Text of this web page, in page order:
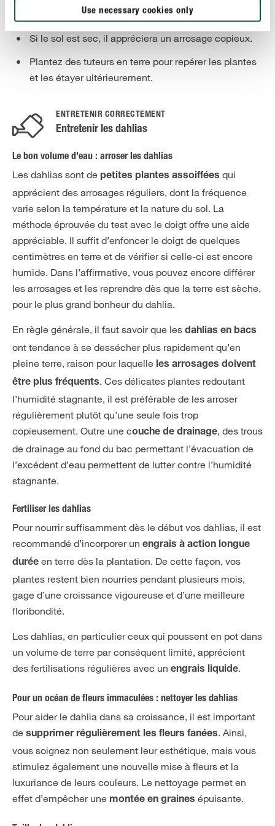
Use necessary cookies only
Recouvrez le bulbe de terre.
Si le sol est sec, il appréciera un arrosage copieux.
Plantez des tuteurs en terre pour repérer les plantes
et les étayer ultérieurement.
ENTRETENIR CORRECTEMENT
Entretenir les dahlias
Le bon volume d’eau : arroser les dahlias
Les dahlias sont de petites plantes assoiffées qui
apprécient des arrosages réguliers, dont la fréquence
varie selon la température et la nature du sol. La
méthode éprouvée du test avec le doigt offre une aide
appréciable. Il suffit d’enfoncer le doigt de quelques
centimètres en terre et de vérifier si celle-ci est encore
humide. Dans l’affirmative, vous pouvez encore différer
les arrosages et les reprendre dès que la terre est sèche,
pour le plus grand bonheur du dahlia.
En règle générale, il faut savoir que les dahlias en bacs
ont tendance à se dessécher plus rapidement qu’en
pleine terre, raison pour laquelle les arrosages doivent
être plus fréquents. Ces délicates plantes redoutant
l’humidité stagnante, il est préférable de les arroser
régulièrement plutôt qu’une seule fois trop
copieusement. Outre une couche de drainage, des trous
de drainage au fond du bac permettant l’évacuation de
l’excédent d’eau permettent de lutter contre l’humidité
stagnante.
Fertiliser les dahlias
Pour nourrir suffisamment dès le début vos dahlias, il est
recommandé d’incorporer un engrais à action longue
durée en terre dès la plantation. De cette façon, vos
plantes restent bien nourries pendant plusieurs mois,
gage d’une croissance vigoureuse et d’une meilleure
floribondité.
Les dahlias, en particulier ceux qui poussent en pot dans
un volume de terre par conséquent limité, apprécient
des fertilisations régulières avec un engrais liquide.
Pour un océan de fleurs immaculées : nettoyer les dahlias
Pour aider le dahlia dans sa croissance, il est important
de supprimer régulièrement les fleurs fanées. Ainsi,
vous soignez non seulement leur esthétique, mais vous
stimulez également une nouvelle mise à fleurs et la
luxuriance de leurs couleurs. Le nettoyage permet en
effet d’empêcher une montée en graines épuisante.